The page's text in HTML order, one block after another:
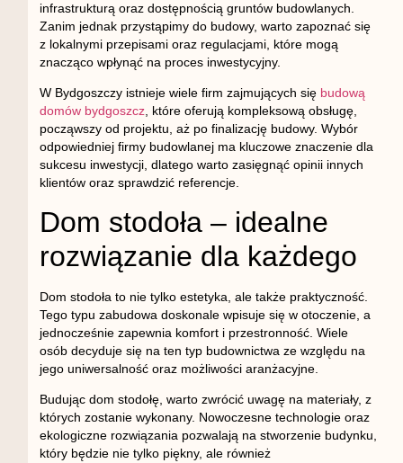
infrastrukturą oraz dostępnością gruntów budowlanych.
Zanim jednak przystąpimy do budowy, warto zapoznać się
z lokalnymi przepisami oraz regulacjami, które mogą
znacząco wpłynąć na proces inwestycyjny.
W Bydgoszczy istnieje wiele firm zajmujących się budową
domów bydgoszcz, które oferują kompleksową obsługę,
począwszy od projektu, aż po finalizację budowy. Wybór
odpowiedniej firmy budowlanej ma kluczowe znaczenie dla
sukcesu inwestycji, dlatego warto zasięgnąć opinii innych
klientów oraz sprawdzić referencje.
Dom stodoła – idealne
rozwiązanie dla każdego
Dom stodoła to nie tylko estetyka, ale także praktyczność.
Tego typu zabudowa doskonale wpisuje się w otoczenie, a
jednocześnie zapewnia komfort i przestronność. Wiele
osób decyduje się na ten typ budownictwa ze względu na
jego uniwersalność oraz możliwości aranżacyjne.
Budując dom stodołę, warto zwrócić uwagę na materiały, z
których zostanie wykonany. Nowoczesne technologie oraz
ekologiczne rozwiązania pozwalają na stworzenie budynku,
który będzie nie tylko piękny, ale również